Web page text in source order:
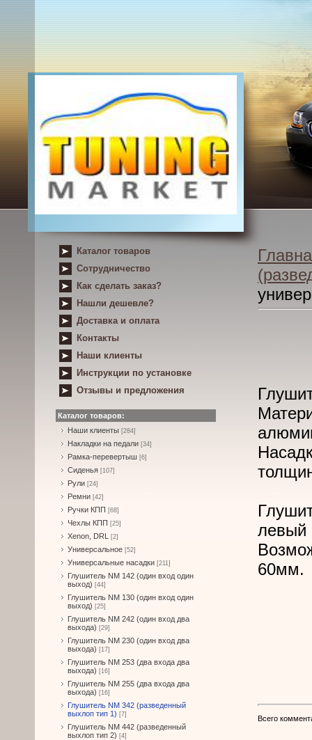
Каталог товаров
Сотрудничество
Как сделать заказ?
Нашли дешевле?
Доставка и оплата
Контакты
Наши клиенты
Инструкции по установке
Отзывы и предложения
Каталог товаров:
Наши клиенты [284]
Накладки на педали [34]
Рамка-перевертыш [6]
Сиденья [107]
Рули [24]
Ремни [42]
Ручки КПП [68]
Чехлы КПП [25]
Xenon, DRL [2]
Универсальное [52]
Универсальные насадки [211]
Глушитель NM 142 (один вход один
выход) [44]
Глушитель NM 130 (один вход один
выход) [25]
Глушитель NM 242 (один вход два
выхода) [29]
Глушитель NM 230 (один вход два
выхода) [17]
Глушитель NM 253 (два входа два
выхода) [16]
Глушитель NM 255 (два входа два
выхода) [16]
Глушитель NM 342 (разведенный
выхлоп тип 1) [7]
Глушитель NM 442 (разведенный
выхлоп тип 2) [4]
левый
60мм.
Всего